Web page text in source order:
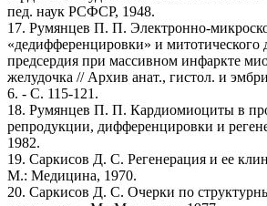
пед. наук РСФСР, 1948.
17. Румянцев П. П. Электронно-
«дедифференцировки» и митотического
предсердия при массивном инфаркте
желудочка // Архив анат., гистол. и
6. - С. 115-121.
18. Румянцев П. П. Кардиомиоциты в
репродукции, дифференцировки и
1982.
19. Саркисов Д. С. Регенерация и ее
М.: Медицина, 1970.
20. Саркисов Д. С. Очерки по